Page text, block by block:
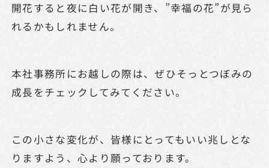
開花すると夜に白い花が開き、”幸福の花”が見ら
れるかもしれません。
本社事務所にお越しの際は、ぜひそっとつぼみの
成長をチェックしてみてください。
この小さな変化が、皆様にとってもいい兆しとな
りますよう、心より願っております。